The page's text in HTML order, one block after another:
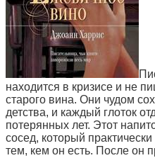
находится в кризисе и не
старого вина. Они чудом
детства, и каждый глоток
потерянных лет. Этот
сосед, который
тем, кем он есть. После он